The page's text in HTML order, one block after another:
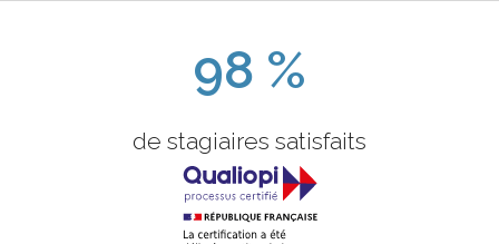
98 %
de stagiaires satisfaits